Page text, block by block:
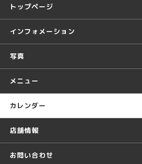
トップページ
インフォメーション
写真
メニュー
カレンダー
店舗情報
お問い合わせ